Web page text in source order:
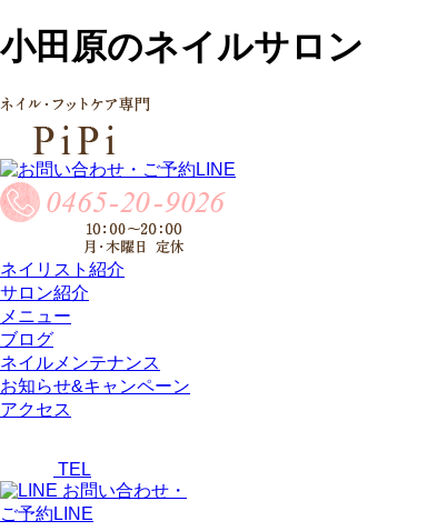
小田原のネイルサロン
ネイリスト紹介
サロン紹介
メニュー
ブログ
ネイルメンテナンス
お知らせ&キャンペーン
アクセス
TEL
お問い合わせ・
ご予約LINE